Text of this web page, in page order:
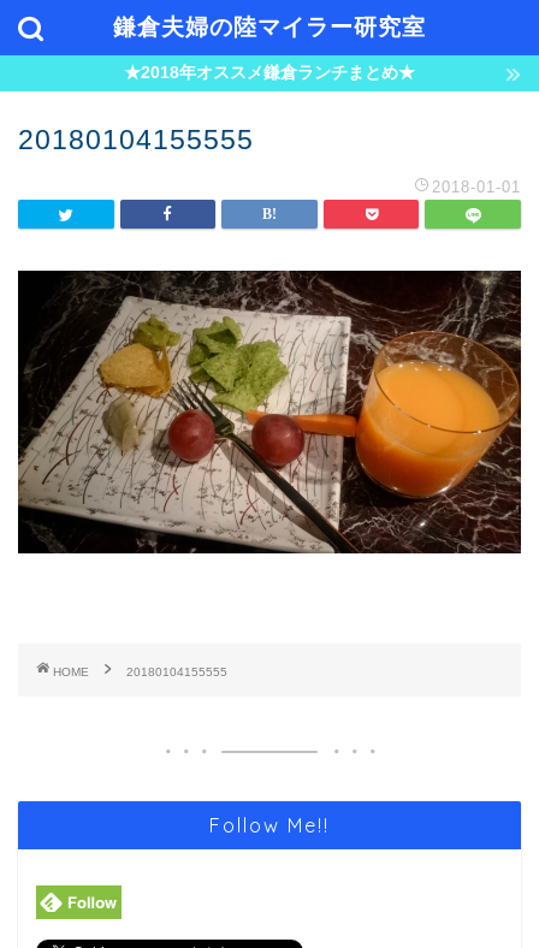
鎌倉夫婦の陸マイラー研究室
★2018年オススメ鎌倉ランチまとめ★
20180104155555
2018-01-01
HOME 20180104155555
Follow Me!!